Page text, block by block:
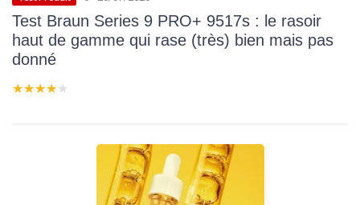
Test Braun Series 9 PRO+ 9517s : le rasoir
haut de gamme qui rase (très) bien mais pas
donné
★★★★★
★★★★★